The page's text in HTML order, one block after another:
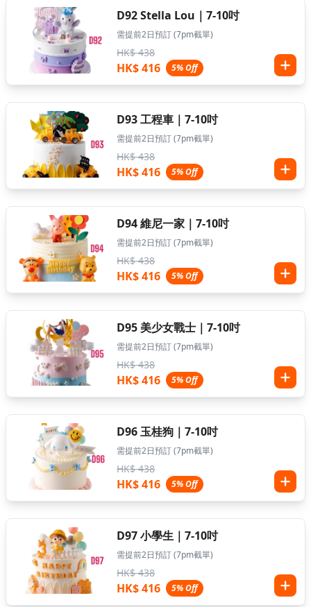
D92 Stella Lou｜7-10吋
需提前2日預訂 (7pm截單)
HK$ 438
HK$ 416 5% Off
D93 工程車｜7-10吋
需提前2日預訂 (7pm截單)
HK$ 438
HK$ 416 5% Off
D94 維尼一家｜7-10吋
需提前2日預訂 (7pm截單)
HK$ 438
HK$ 416 5% Off
D95 美少女戰士｜7-10吋
需提前2日預訂 (7pm截單)
HK$ 438
HK$ 416 5% Off
D96 玉桂狗｜7-10吋
需提前2日預訂 (7pm截單)
HK$ 438
HK$ 416 5% Off
D97 小學生｜7-10吋
需提前2日預訂 (7pm截單)
HK$ 438
HK$ 416 5% Off